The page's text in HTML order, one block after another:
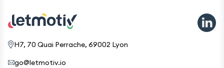
H7, 70 Quai Perrache, 69002 Lyon
go@letmotiv.io